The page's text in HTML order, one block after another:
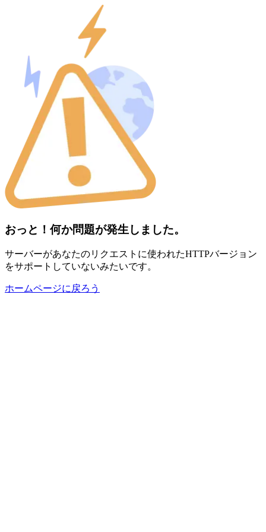
おっと！何か問題が発生しました。
サーバーがあなたのリクエストに使われたHTTPバージョン
をサポートしていないみたいです。
ホームページに戻ろう